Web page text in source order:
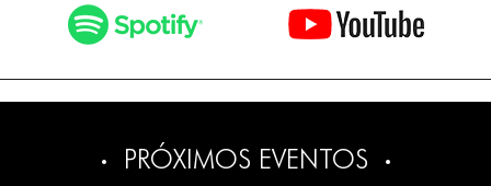
PRÓXIMOS EVENTOS